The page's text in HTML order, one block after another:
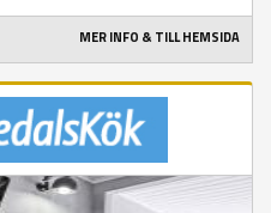
MER INFO & TILL HEMSIDA